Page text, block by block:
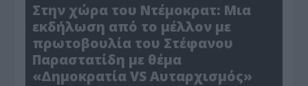
Στην χώρα του Ντέμοκρατ: Μια
εκδήλωση από το μέλλον με
πρωτοβουλία του Στέφανου
Παραστατίδη με θέμα
«Δημοκρατία VS Αυταρχισμός»